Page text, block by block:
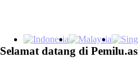
Selamat datang di